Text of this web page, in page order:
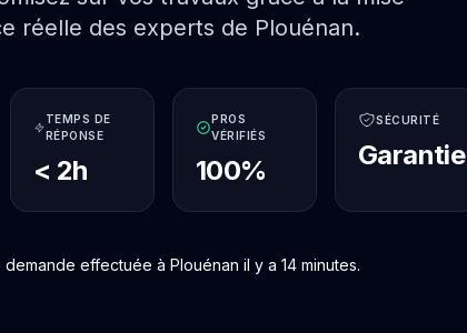
réelle des experts de Plouénan.
TEMPS DE
RÉPONSE
< 2h
PROS
VÉRIFIÉS
100%
SÉCURITÉ
Garantie
effectuée à Plouénan il y a 14 minutes.